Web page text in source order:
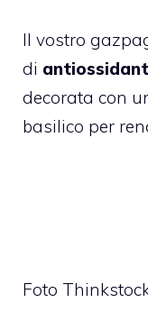
Il vostro
di
decorata con
basilico per
Foto